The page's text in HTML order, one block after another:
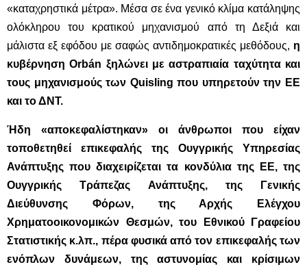
«καταχρηστικά μέτρα». Μέσα σε ένα γενικό κλίμα κατάληψης
ολόκληρου του κρατικού μηχανισμού από τη Δεξιά και
μάλιστα εξ εφόδου με σαφώς αντιδημοκρατικές μεθόδους, η
κυβέρνηση Orbán ξηλώνει με αστραπιαία ταχύτητα και
τους μηχανισμούς των Quisling που υπηρετούν την ΕΕ
και το ΔΝΤ.
Ήδη «αποκεφαλίστηκαν» οι άνθρωποι που είχαν
τοποθετηθεί επικεφαλής της Ουγγρικής Υπηρεσίας
Ανάπτυξης που διαχειρίζεται τα κονδύλια της ΕΕ, της
Ουγγρικής Τράπεζας Ανάπτυξης, της Γενικής
Διεύθυνσης Φόρων, της Αρχής Ελέγχου
Χρηματοοικονομικών Θεσμών, του Εθνικού Γραφείου
Στατιστικής κ.λπ., πέρα φυσικά από τον επικεφαλής των
ενόπλων δυνάμεων, της αστυνομίας και κρίσιμων